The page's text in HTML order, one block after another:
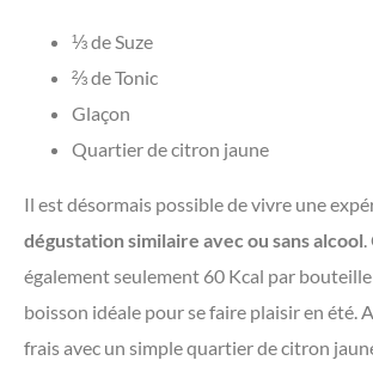
⅓ de Suze
⅔ de Tonic
Glaçon
Quartier de citron jaune
Il est désormais possible de vivre une
dégustation similaire avec ou sans alcool
également seulement 60 Kcal par
boisson idéale pour se faire plaisir en été.
frais avec un simple quartier de citron